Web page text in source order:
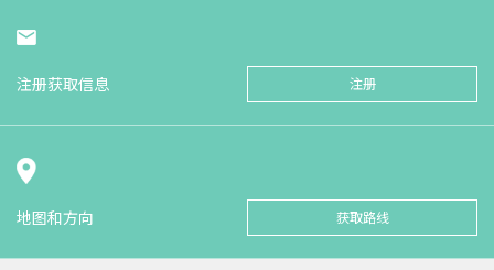
注册获取信息 注册
地图和方向 获取路线